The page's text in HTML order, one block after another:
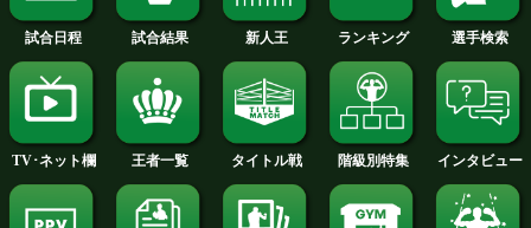
から繰り出す左フック、右ストレート
力抜群。攻防のバランスに優れ、勝負
さない嗅覚も兼ね備えている。今回は
ピオンとして、実力の違いを見せつけ
戦だ。挑戦者の日本ユース王者の梶野
年9月の決定戦を制し、戴冠からわずか